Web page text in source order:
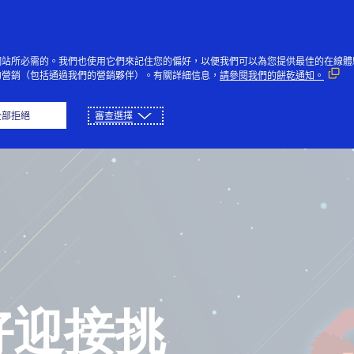
播放
接挑
所必需的。我們也使用它們來記住您的偏好，以便我們可以為您提供最佳的在線
銷（包括通過我們的營銷夥伴）。有關詳細信息， 請參閱我們的餅乾通知。
拒絕 審查選擇